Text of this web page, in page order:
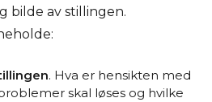
bilde av stillingen.
. Hva er hensikten med
skal løses og hvilke